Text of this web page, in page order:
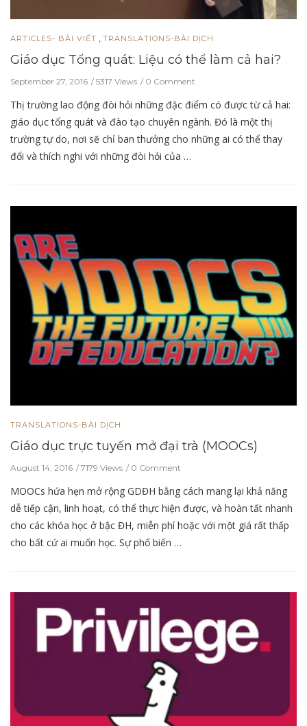
ARTICLES- BÀI VIẾT TRANSLATIONS-BÀI DỊCH
Giáo dục Tổng quát: Liệu có thể làm cả hai?
September 27, 2016 5317 Views 0 Comment
Thị trường lao động đòi hỏi những đặc điểm có được từ cả hai:
giáo dục tổng quát và đào tạo chuyên ngành. Đó là một thị
trường tự do, nơi sẽ chỉ ban thưởng cho những ai có thể thay
đổi và thích nghi với những đòi hỏi của …
TRANSLATIONS-BÀI DỊCH
Giáo dục trực tuyến mở đại trà (MOOCs)
August 14, 2016 7179 Views 0 Comment
MOOCs hứa hẹn mở rộng GDĐH bằng cách mang lại khả năng
dễ tiếp cận, linh hoạt, có thể thực hiện được, và hoàn tất nhanh
cho các khóa học ở bậc ĐH, miễn phí hoặc với một giá rất thấp
cho bất cứ ai muốn học. Sự phổ biến …